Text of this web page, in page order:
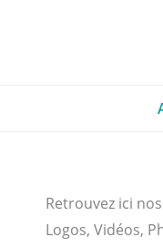
Retrouvez ici
Logos, Vidéos,